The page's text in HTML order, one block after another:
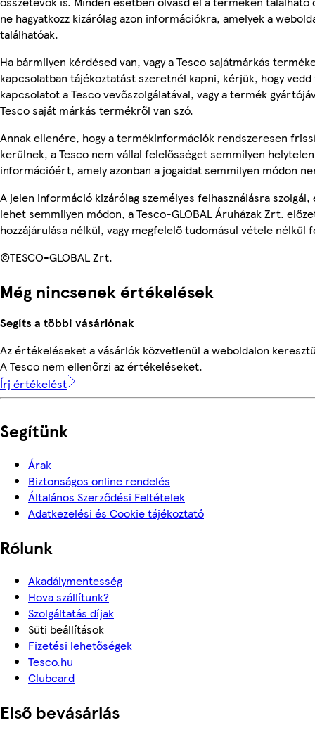
ne hagyatkozz kizárólag azon információkra, amelyek a
találhatóak.
Ha bármilyen kérdésed van, vagy a Tesco sajátmárkás
kapcsolatban tájékoztatást szeretnél kapni, kérjük, hogy vedd
kapcsolatot a Tesco vevőszolgálatával, vagy a termék
Tesco saját márkás termékről van szó.
Annak ellenére, hogy a termékinformációk rendszeresen
kerülnek, a Tesco nem vállal felelősséget semmilyen helytelen
információért, amely azonban a jogaidat semmilyen módon
A jelen információ kizárólag személyes felhasználásra szolgál,
lehet semmilyen módon, a Tesco-GLOBAL Áruházak Zrt.
hozzájárulása nélkül, vagy megfelelő tudomásul vétele nélkül
©TESCO-GLOBAL Zrt.
Még nincsenek értékelések
Segíts a többi vásárlónak
Az értékeléseket a vásárlók közvetlenül a weboldalon
A Tesco nem ellenőrzi az értékeléseket.
Írj értékelést
Segítünk
Árak
Biztonságos online rendelés
Általános Szerződési Feltételek
Adatkezelési és Cookie tájékoztató
Rólunk
Akadálymentesség
Hova szállítunk?
Szolgáltatás díjak
Süti beállítások
Fizetési lehetőségek
Tesco.hu
Clubcard
Első bevásárlás